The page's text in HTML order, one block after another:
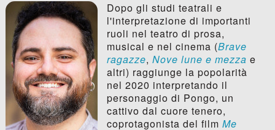
Dopo gli studi teatrali e
l'interpretazione di importanti
ruoli nel teatro di prosa,
musical e nel cinema (Brave
ragazze, Nove lune e mezza e
altri) raggiunge la popolarità
nel 2020 interpretando il
personaggio di Pongo, un
cattivo dal cuore tenero,
coprotagonista del film Me